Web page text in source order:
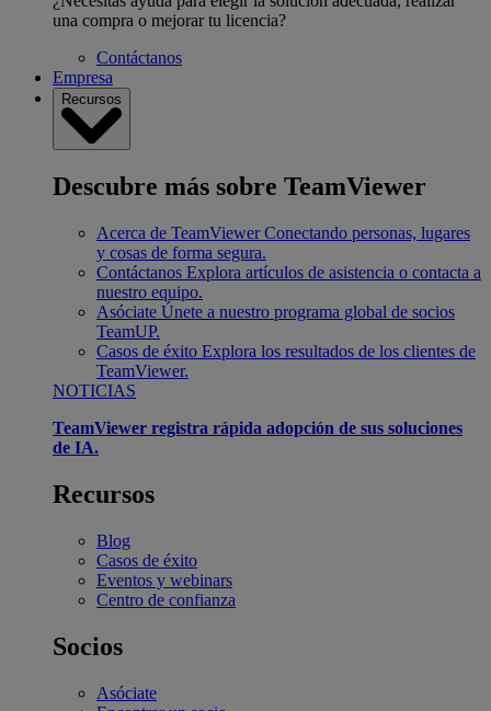
una compra o mejorar tu licencia?
Contáctanos
Empresa
Recursos
Descubre más sobre TeamViewer
Acerca de TeamViewer Conectando personas, lugares
y cosas de forma segura.
Contáctanos Explora artículos de asistencia o contacta a
nuestro equipo.
Asóciate Únete a nuestro programa global de socios
TeamUP.
Casos de éxito Explora los resultados de los clientes de
TeamViewer.
NOTICIAS
TeamViewer registra rápida adopción de sus soluciones
de IA.
Recursos
Blog
Casos de éxito
Eventos y webinars
Centro de confianza
Socios
Asóciate